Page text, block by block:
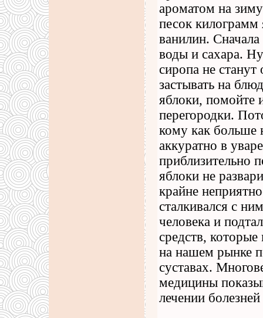
ароматом на
песок
ванилин.
воды и сахара.
сиропа не станут
застывать на
яблоки, помойте
перегородки.
кому как больше
аккуратно в
приблизительно
яблоки не
крайне
сталкивался с
человека и
средств,
на нашем рынке
суставах.
медицины
лечении